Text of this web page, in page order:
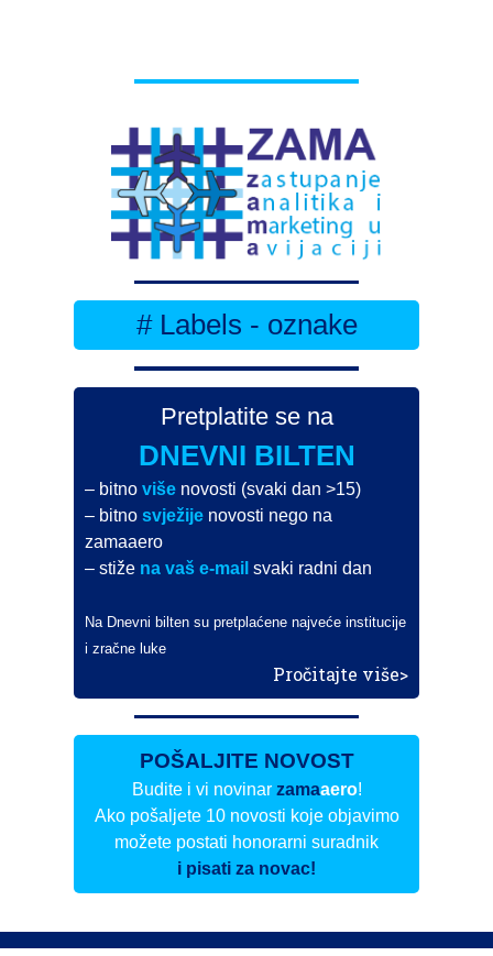
# Labels - oznake
Pretplatite se na
DNEVNI BILTEN
– bitnoviše novosti (svaki dan >15)
– bitnosvježije novosti nego na
zamaaero
– stiže na vaš e-mail svaki radni dan
Na Dnevni bilten su pretplaćene najveće institucije
i zračne luke
Pročitajte više>
POŠALJITE NOVOST
Budite i vi novinar zamaaero!
Ako pošaljete 10 novosti koje objavimo
možete postati honorarni suradnik
i pisati za novac!